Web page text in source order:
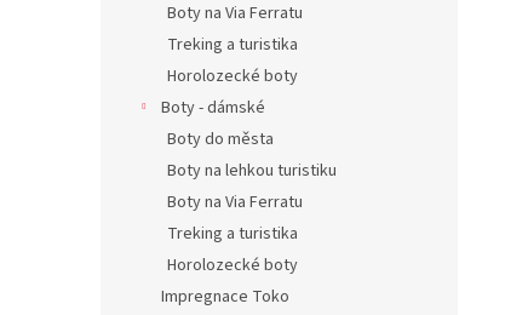
Boty na Via Ferratu
Treking a turistika
Horolozecké boty
Boty - dámské
Boty do města
Boty na lehkou turistiku
Boty na Via Ferratu
Treking a turistika
Horolozecké boty
Impregnace Toko